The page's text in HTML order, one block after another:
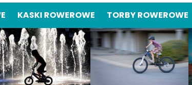
KASKI ROWEROWE TORBY ROWEROWE